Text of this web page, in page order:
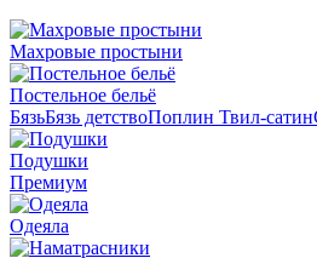
Махровые простыни
Постельное бельё
БязьБязь детствоПоплин Твил-сатин
Подушки
Премиум
Одеяла